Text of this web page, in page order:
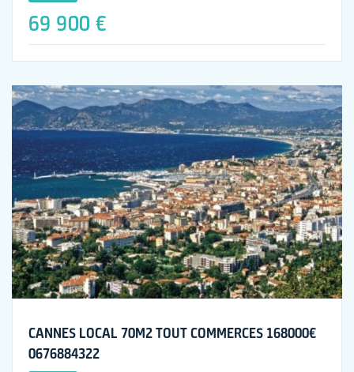
69 900 €
CANNES LOCAL 70M2 TOUT COMMERCES 168000€
0676884322